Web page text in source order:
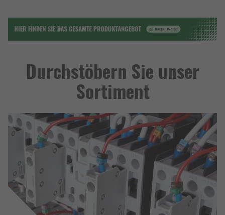
Durchstöbern Sie unser
Sortiment